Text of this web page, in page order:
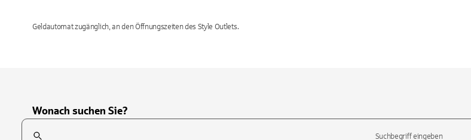
Geldautomat zugänglich, an den Öffnungszeiten des Style Outlets.
Wonach suchen Sie?
Suchfeld